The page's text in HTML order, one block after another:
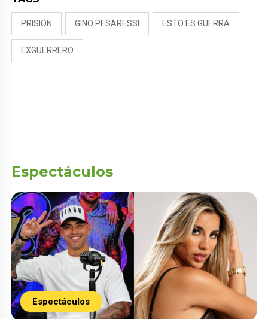
PRISION GINO PESARESSI ESTO ES GUERRA
EXGUERRERO
Espectáculos
Espectáculos